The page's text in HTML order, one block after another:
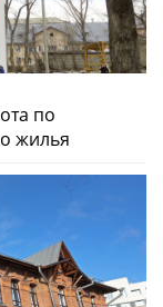
по
жилья